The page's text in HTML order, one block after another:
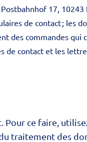
17, 10243
de contact ; les
des commandes qui
contact et les
ce faire,
des